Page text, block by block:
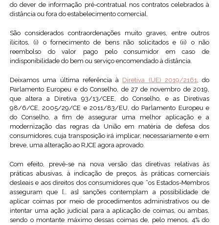
do dever de informação pré-contratual nos contratos celebrados à
distância ou fora do estabelecimento comercial.
São considerados contraordenações muito graves, entre outros
ilícitos, (i) o fornecimento de bens não solicitados e (ii) o não
reembolso do valor pago pelo consumidor em caso de
indisponibilidade do bem ou serviço encomendado à distância.
Deixamos uma última referência à Diretiva (UE) 2019/2161, do
Parlamento Europeu e do Conselho, de 27 de novembro de 2019,
que altera a Diretiva 93/13/CEE, do Conselho, e as Diretivas
98/6/CE, 2005/29/CE e 2011/83/EU, do Parlamento Europeu e
do Conselho, a fim de assegurar uma melhor aplicação e a
modernização das regras da União em matéria de defesa dos
consumidores, cuja transposição irá implicar, necessariamente e em
breve, uma alteração ao RJCE agora aprovado.
Com efeito, prevê-se na nova versão das diretivas relativas às
práticas abusivas, à indicação de preços, às práticas comerciais
desleais e aos direitos dos consumidores que “os Estados-Membros
asseguram que [… as] sanções contemplam a possibilidade de
aplicar coimas por meio de procedimentos administrativos ou de
intentar uma ação judicial para a aplicação de coimas, ou ambas,
sendo o montante máximo dessas coimas de, pelo menos, 4% do